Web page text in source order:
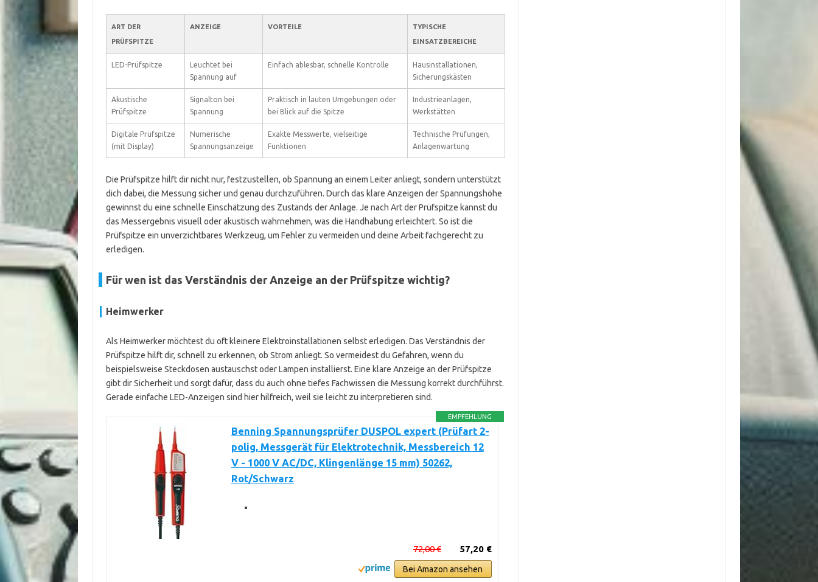
ART DER
PRÜFSPITZE
ANZEIGE VORTEILE
TYPISCHE
EINSATZBEREICHE
LED-Prüfspitze
Leuchtet bei
Spannung auf
Einfach ablesbar, schnelle Kontrolle
Hausinstallationen,
Sicherungskästen
Akustische
Prüfspitze
Signalton bei
Spannung
Praktisch in lauten Umgebungen oder
bei Blick auf die Spitze
Industrieanlagen,
Werkstätten
Digitale Prüfspitze
(mit Display)
Numerische
Spannungsanzeige
Exakte Messwerte, vielseitige
Funktionen
Technische Prüfungen,
Anlagenwartung
Die Prüfspitze hilft dir nicht nur, festzustellen, ob Spannung an einem Leiter anliegt, sondern unterstützt
dich dabei, die Messung sicher und genau durchzuführen. Durch das klare Anzeigen der Spannungshöhe
gewinnst du eine schnelle Einschätzung des Zustands der Anlage. Je nach Art der Prüfspitze kannst du
das Messergebnis visuell oder akustisch wahrnehmen, was die Handhabung erleichtert. So ist die
Prüfspitze ein unverzichtbares Werkzeug, um Fehler zu vermeiden und deine Arbeit fachgerecht zu
erledigen.
Für wen ist das Verständnis der Anzeige an der Prüfspitze wichtig?
Heimwerker
Als Heimwerker möchtest du oft kleinere Elektroinstallationen selbst erledigen. Das Verständnis der
Prüfspitze hilft dir, schnell zu erkennen, ob Strom anliegt. So vermeidest du Gefahren, wenn du
beispielsweise Steckdosen austauschst oder Lampen installierst. Eine klare Anzeige an der Prüfspitze
gibt dir Sicherheit und sorgt dafür, dass du auch ohne tiefes Fachwissen die Messung korrekt durchführst.
Gerade einfache LED-Anzeigen sind hier hilfreich, weil sie leicht zu interpretieren sind.
EMPFEHLUNG
Benning Spannungsprüfer DUSPOL expert (Prüfart 2-
polig, Messgerät für Elektrotechnik, Messbereich 12
V - 1000 V AC/DC, Klingenlänge 15 mm) 50262,
Rot/Schwarz
57,20 €
72,00 €
Bei Amazon ansehen